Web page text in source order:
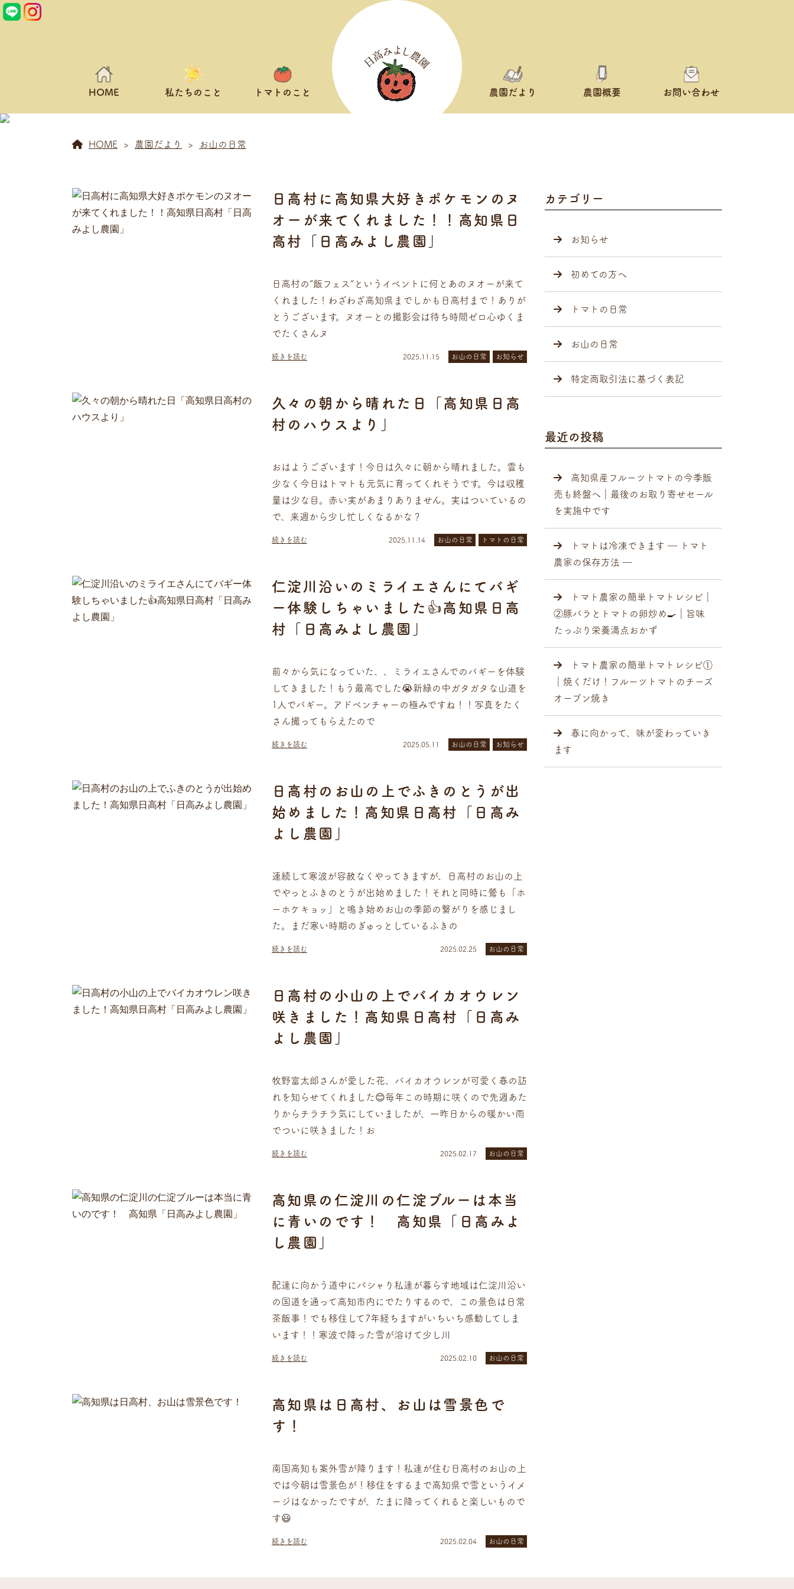
HOME 私たちのこと トマトのこと 農園だより 農園概要 お問い合わせ
HOME 農園だより お山の日常
日高村に高知県大好きポケモンのヌ
オーが来てくれました！！高知県日
高村「日高みよし農園」
日高村の”飯フェス”というイベントに何とあのヌオーが来て
くれました！わざわざ高知県までしかも日高村まで！ありが
とうございます。ヌオーとの撮影会は待ち時間ゼロ心ゆくま
でたくさんヌ
続きを読む 2025.11.15 お山の日常 お知らせ
久々の朝から晴れた日「高知県日高
村のハウスより」
おはようございます！今日は久々に朝から晴れました。雲も
少なく今日はトマトも元気に育ってくれそうです。今は収穫
量は少な目。赤い実があまりありません。実はついているの
で、来週から少し忙しくなるかな？
続きを読む 2025.11.14 お山の日常 トマトの日常
仁淀川沿いのミライエさんにてバギ
ー体験しちゃいました👍高知県日高
村「日高みよし農園」
前々から気になっていた、、ミライエさんでのバギーを体験
してきました！もう最高でした😭新緑の中ガタガタな山道を
1人でバギー。アドベンチャーの極みですね！！写真をたく
さん撮ってもらえたので
続きを読む 2025.05.11 お山の日常 お知らせ
日高村のお山の上でふきのとうが出
始めました！高知県日高村「日高み
よし農園」
連続して寒波が容赦なくやってきますが、日高村のお山の上
でやっとふきのとうが出始めました！それと同時に鶯も「ホ
ーホケキョッ」と鳴き始めお山の季節の繋がりを感じまし
た。まだ寒い時期のぎゅっとしているふきの
続きを読む 2025.02.25 お山の日常
日高村の小山の上でバイカオウレン
咲きました！高知県日高村「日高み
よし農園」
牧野富太郎さんが愛した花、バイカオウレンが可愛く春の訪
れを知らせてくれました😊毎年この時期に咲くので先週あた
りからチラチラ気にしていましたが、一昨日からの暖かい雨
でついに咲きました！お
続きを読む 2025.02.17 お山の日常
高知県の仁淀川の仁淀ブルーは本当
に青いのです！ 高知県「日高みよ
し農園」
配達に向かう道中にパシャり私達が暮らす地域は仁淀川沿い
の国道を通って高知市内にでたりするので、この景色は日常
茶飯事！でも移住して7年経ちますがいちいち感動してしま
います！！寒波で降った雪が溶けて少し川
続きを読む 2025.02.10 お山の日常
高知県は日高村、お山は雪景色で
す！
南国高知も案外雪が降ります！私達が住む日高村のお山の上
では今朝は雪景色が！移住をするまで高知県で雪というイメ
ージはなかったですが、たまに降ってくれると楽しいもので
す😃
続きを読む 2025.02.04 お山の日常
カテゴリー
お知らせ
初めての方へ
トマトの日常
お山の日常
特定商取引法に基づく表記
最近の投稿
高知県産フルーツトマトの今季販
売も終盤へ｜最後のお取り寄せセール
を実施中です
トマトは冷凍できます ― トマト
農家の保存方法 ―
トマト農家の簡単トマトレシピ｜
②豚バラとトマトの卵炒め🍳｜旨味
たっぷり栄養満点おかず
トマト農家の簡単トマトレシピ①
｜焼くだけ！フルーツトマトのチーズ
オーブン焼き
春に向かって、味が変わっていき
ます